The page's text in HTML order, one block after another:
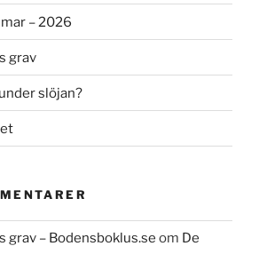
– 2026
grav
slöjan?
grav – Bodensboklus.se om De